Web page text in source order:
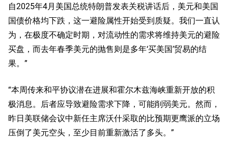
自2025年4月美国总统特朗普发表关税讲话后，美元和美国
国债价格均下跌，这一避险属性开始受到质疑。我们一直认
为，在极度不确定时期，对流动性的需求将维持美元的避险
买盘，而去年春季美元的抛售则是多年‘买美国’贸易的结
果。”
“本周传来和平协议潜在进展和霍尔木兹海峡重新开放的积
极消息。后者应导致避险需求下降，可能削弱美元。然而，
昨日美联储会议中新任主席沃什采取的比预期更鹰派的立场
压倒了美元空头，至少目前重新激活了多头。”